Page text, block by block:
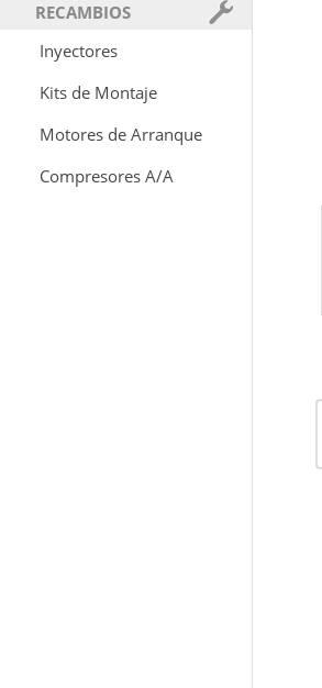
RECAMBIOS
Inyectores
Kits de Montaje
Motores de Arranque
Compresores A/A